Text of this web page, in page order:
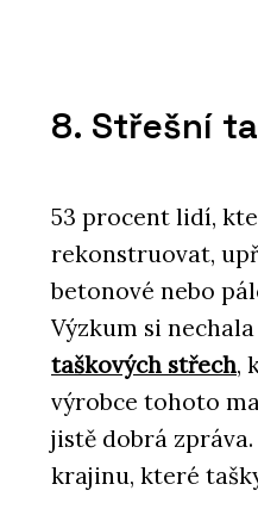
PRODUKTY
Stůl furniloop
8. Střešní
53 procent lidí,
rekonstruovat,
betonové nebo
Výzkum si
taškových střech,
výrobce tohoto
jistě dobrá
krajinu, které